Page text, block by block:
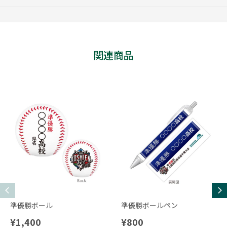
関連商品
準優勝ボール
¥1,400
準優勝ボールペン
¥800